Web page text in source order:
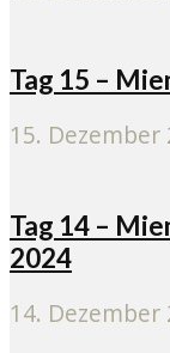
Tag 15 –
15. Dezember
Tag 14 –
2024
14. Dezember